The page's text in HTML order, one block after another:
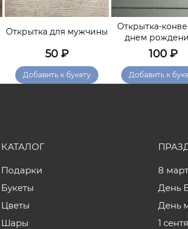
Открытка для мужчины
50₽
Добавить к букету
Открытка-
днем
100₽
Добавить к
КАТАЛОГ
Подарки
Букеты
Цветы
Шары
8
День
День
1